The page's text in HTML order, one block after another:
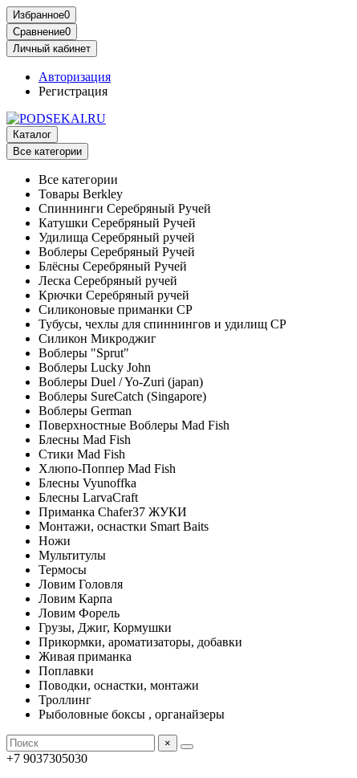
Избранное0
Сравнение0
Личный кабинет
Авторизация
Регистрация
Каталог
Все категории
Все категории
Товары Berkley
Спиннинги Серебряный Ручей
Катушки Серебряный Ручей
Удилища Серебряный ручей
Воблеры Серебряный Ручей
Блёсны Серебряный Ручей
Леска Серебряный ручей
Крючки Серебряный ручей
Силиконовые приманки СР
Тубусы, чехлы для спиннингов и удилищ СР
Силикон Микроджиг
Воблеры "Sprut"
Воблеры Lucky John
Воблеры Duel / Yo-Zuri (japan)
Воблеры SureCatch (Singapore)
Воблеры German
Поверхностные Воблеры Mad Fish
Блесны Mad Fish
Стики Mad Fish
Хлюпо-Поппер Mad Fish
Блесны Vyunoffka
Блесны LarvaCraft
Приманка Chafer37 ЖУКИ
Монтажи, оснастки Smart Baits
Ножи
Мультитулы
Термосы
Ловим Головля
Ловим Карпа
Ловим Форель
Грузы, Джиг, Кормушки
Прикормки, ароматизаторы, добавки
Живая приманка
Поплавки
Поводки, оснастки, монтажи
Троллинг
Рыболовные боксы , органайзеры
×
+7 9037305030